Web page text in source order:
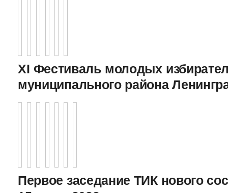
XI Фестиваль молодых
муниципального района
Первое заседание ТИК нового